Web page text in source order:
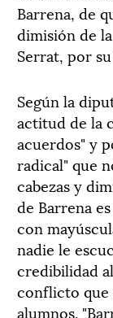
Barrena, de
dimisión de
Serrat, por
Según la
actitud de la
acuerdos" y
radical" que
cabezas y
de Barrena
con
nadie le
credibilidad
conflicto que
alumnos.